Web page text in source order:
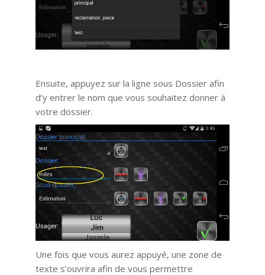
Ensuite, appuyez sur la ligne sous Dossier afin
d’y entrer le nom que vous souhaitez donner à
votre dossier.
Une fois que vous aurez appuyé, une zone de
texte s’ouvrira afin de vous permettre